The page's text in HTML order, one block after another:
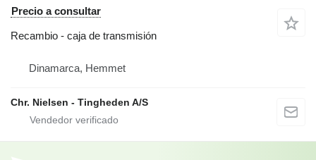
Precio a consultar
Recambio - caja de transmisión
Dinamarca, Hemmet
Chr. Nielsen - Tingheden A/S